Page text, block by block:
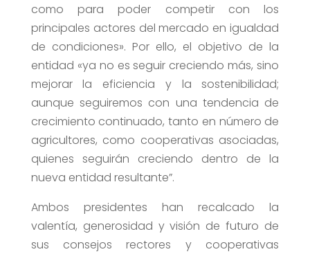
como para poder competir con los
principales actores del mercado en igualdad
de condiciones». Por ello, el objetivo de la
entidad «ya no es seguir creciendo más, sino
mejorar la eficiencia y la sostenibilidad;
aunque seguiremos con una tendencia de
crecimiento continuado, tanto en número de
agricultores, como cooperativas asociadas,
quienes seguirán creciendo dentro de la
nueva entidad resultante”.
Ambos presidentes han recalcado la
valentía, generosidad y visión de futuro de
sus consejos rectores y cooperativas